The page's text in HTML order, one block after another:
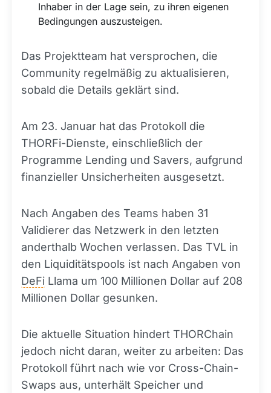
Inhaber in der Lage sein, zu ihren eigenen
Bedingungen auszusteigen.
Das Projektteam hat versprochen, die
Community regelmäßig zu aktualisieren,
sobald die Details geklärt sind.
Am 23. Januar hat das Protokoll die
THORFi-Dienste, einschließlich der
Programme Lending und Savers, aufgrund
finanzieller Unsicherheiten ausgesetzt.
Nach Angaben des Teams haben 31
Validierer das Netzwerk in den letzten
anderthalb Wochen verlassen. Das TVL in
den Liquiditätspools ist nach Angaben von
DeFi Llama um 100 Millionen Dollar auf 208
Millionen Dollar gesunken.
Die aktuelle Situation hindert THORChain
jedoch nicht daran, weiter zu arbeiten: Das
Protokoll führt nach wie vor Cross-Chain-
Swaps aus, unterhält Speicher und